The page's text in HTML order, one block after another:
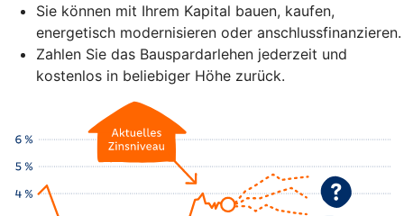
Sie können mit Ihrem Kapital bauen, kaufen,
energetisch modernisieren oder anschlussfinanzieren.
Zahlen Sie das Bauspardarlehen jederzeit und
kostenlos in beliebiger Höhe zurück.